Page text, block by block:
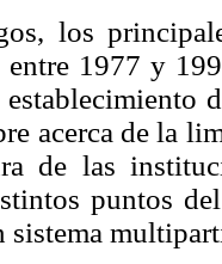
los
entre 1977 y
acerca de la
de las
puntos
sistema